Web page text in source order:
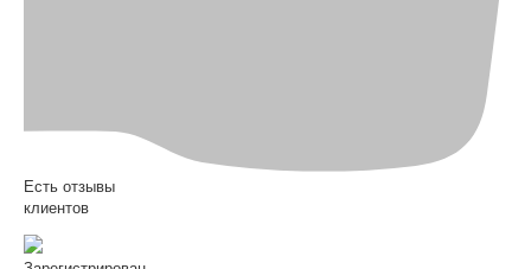
Есть отзывы
клиентов